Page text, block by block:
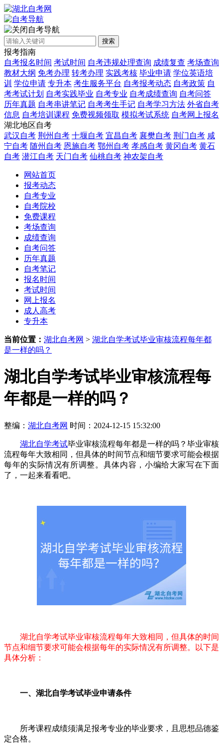
自考导航
搜索
报考指南
自考报名时间 考试时间 自考违规处理查询 成绩复查 考场查询
教材大纲 免考办理 转考办理 实践考核 毕业申请 学位英语培
训 学位申请 专升本 考生服务平台 自考报考动态 自考政策 自
考考试计划 自考实践毕业 自考专业 自考成绩查询 自考问答
历年真题 自考串讲笔记 自考考生手记 自考学习方法 外省自考
信息 自考培训课程 免费视频领取 模拟考试系统 自考网上报名
湖北地区自考
武汉自考 荆州自考 十堰自考 宜昌自考 襄樊自考 荆门自考 咸
宁自考 随州自考 恩施自考 鄂州自考 孝感自考 黄冈自考 黄石
自考 潜江自考 天门自考 仙桃自考 神农架自考
网站首页
报考动态
自考专业
自考院校
免费课程
考场查询
成绩查询
自考问答
历年真题
自考笔记
报名时间
考试时间
网上报名
成人高考
专升本
当前位置： 湖北自考网 > 湖北自学考试毕业审核流程每年都
是一样的吗？
湖北自学考试毕业审核流程每
年都是一样的吗？
整编： 湖北自考网 时间：2024-12-15 15:32:00
湖北自学考试毕业审核流程每年都是一样的吗？毕业审核
流程每年大致相同，但具体的时间节点和细节要求可能会根据
每年的实际情况有所调整。具体内容，小编给大家写在下面
了，一起来看看吧。
湖北自学考试毕业审核流程每年大致相同，但具体的时间
节点和细节要求可能会根据每年的实际情况有所调整。以下是
具体分析：
一、湖北自学考试毕业申请条件
所考课程成绩须满足报考专业的毕业要求，且思想品德鉴
定合格。